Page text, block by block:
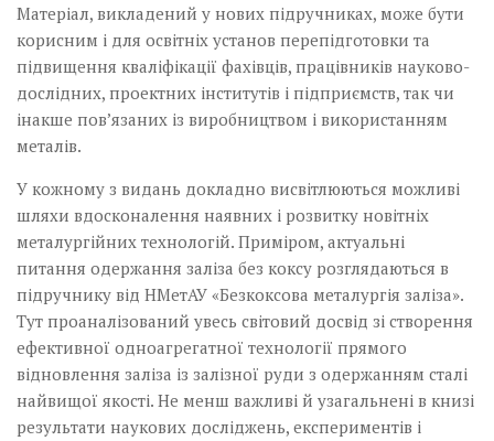
Матеріал, викладений у нових підручниках, може бути
корисним і для освітніх установ перепідготовки та
підвищення кваліфікації фахівців, працівників науково-
дослідних, проектних інститутів і підприємств, так чи
інакше пов’язаних із виробництвом і використанням
металів.
У кожному з видань докладно­­ висвітлюються можливі
шляхи­ вдосконалення наявних і розвитку новітніх
металургійних технологій. Приміром, актуаль­ні
питання одержання заліза без коксу розглядаються в
підручнику від НМетАУ «Безкоксова металургія заліза».
Тут про­­­­­а­налізований увесь світовий досвід зі створення
ефективної одно­­агрегатної технології прямого
відновлення заліза із залізної руди з одержанням сталі
найвищої якості. Не менш важливі й узагальнені в книзі
результати наукових досліджень, експериментів і